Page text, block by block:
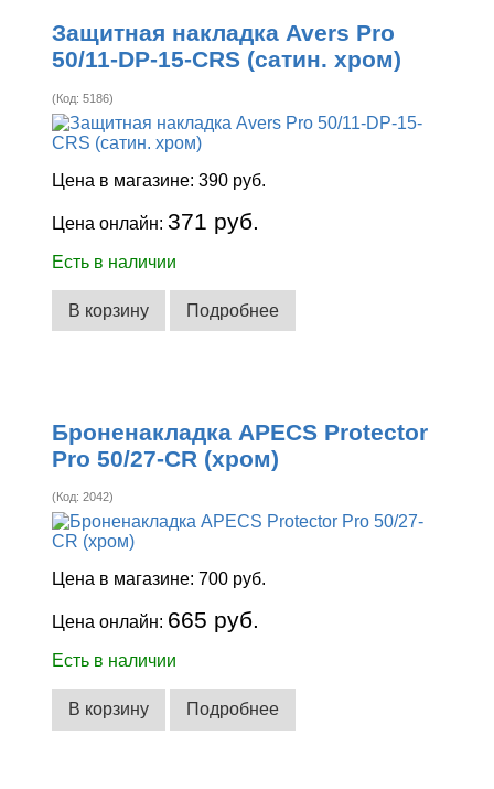
Защитная накладка Avers Pro
50/11-DP-15-CRS (сатин. хром)
(Код:5186)
Цена в магазине:390 руб.
Цена онлайн:371 руб.
Есть в наличии
В корзину Подробнее
Броненакладка APECS Protector
Pro 50/27-CR (хром)
(Код:2042)
Цена в магазине:700 руб.
Цена онлайн: 665 руб.
Есть в наличии
В корзину Подробнее